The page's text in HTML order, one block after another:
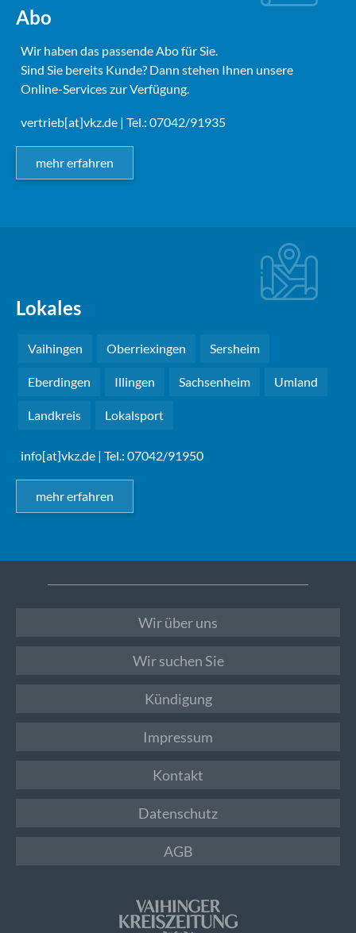
Abo
Wir haben das passende Abo für Sie.
Sind Sie bereits Kunde? Dann stehen Ihnen unsere
Online-Services zur Verfügung.
vertrieb[at]vkz.de | Tel.: 07042/91935
mehr erfahren
Lokales
Vaihingen Oberriexingen Sersheim
Eberdingen Illingen Sachsenheim Umland
Landkreis Lokalsport
info[at]vkz.de | Tel.: 07042/91950
mehr erfahren
Wir über uns
Wir suchen Sie
Kündigung
Impressum
Kontakt
Datenschutz
AGB